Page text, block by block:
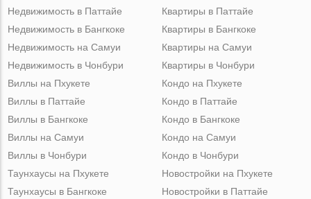
Недвижимость в Паттайе
Недвижимость в Бангкоке
Недвижимость на Самуи
Недвижимость в Чонбури
Квартиры в Паттайе
Квартиры в Бангкоке
Квартиры на Самуи
Квартиры в Чонбури
Виллы на Пхукете
Виллы в Паттайе
Виллы в Бангкоке
Виллы на Самуи
Виллы в Чонбури
Кондо на Пхукете
Кондо в Паттайе
Кондо в Бангкоке
Кондо на Самуи
Кондо в Чонбури
Таунхаусы на Пхукете
Таунхаусы в Бангкоке
Новостройки на Пхукете
Новостройки в Паттайе